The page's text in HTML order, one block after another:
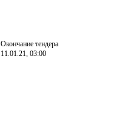
Окончание тендера
11.01.21, 03:00